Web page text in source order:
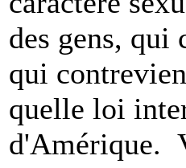
des gens, qui
qui
quelle loi
d'Amérique.